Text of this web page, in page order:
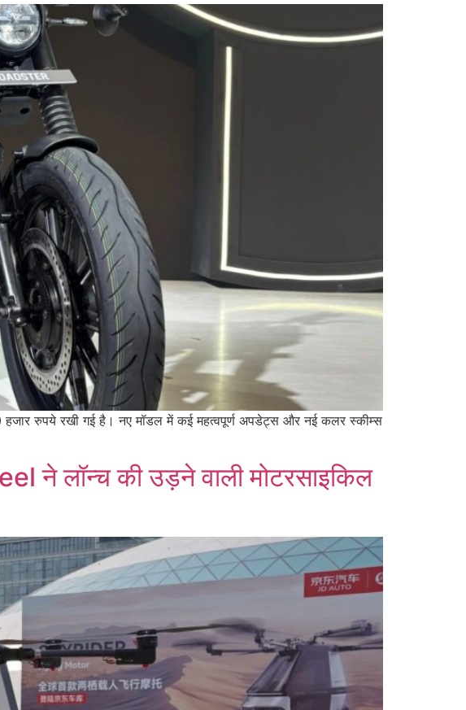
रुपये रखी गई है। नए मॉडल में कई महत्वपूर्ण अपडेट्स और नई कलर स्कीम्स
ने लॉन्च की उड़ने वाली मोटरसाइकिल